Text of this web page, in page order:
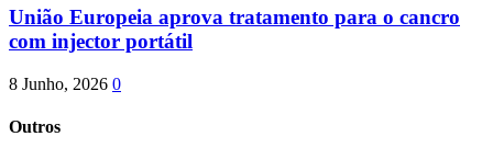
União Europeia aprova tratamento para o cancro
com injector portátil
8 Junho, 2026 0
Outros